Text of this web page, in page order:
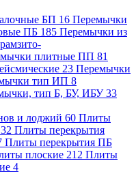
БП 16 Перемычки
ПБ 185 Перемычки из
плитные ПП 81
23 Перемычки
тип ИП 8
тип Б, БУ, ИБУ 33
и лоджий 60 Плиты
Плиты перекрытия
Плиты перекрытия ПБ
плоские 212 Плиты
4